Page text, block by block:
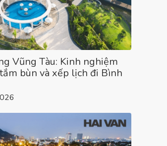
Vũng Tàu: Kinh nghiệm
bùn và xếp lịch đi Bình